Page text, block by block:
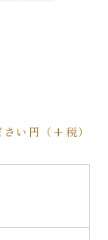
い円（+税）